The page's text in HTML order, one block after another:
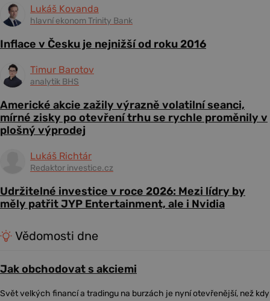
Lukáš Kovanda
hlavní ekonom Trinity Bank
Inflace v Česku je nejnižší od roku 2016
Timur Barotov
analytik BHS
Americké akcie zažily výrazně volatilní seanci,
mírné zisky po otevření trhu se rychle proměnily v
plošný výprodej
Lukáš Richtár
Redaktor investice.cz
Udržitelné investice v roce 2026: Mezi lídry by
měly patřit JYP Entertainment, ale i Nvidia
Vědomosti dne
Jak obchodovat s akciemi
Svět velkých financí a tradingu na burzách je nyní otevřenější, než kdy